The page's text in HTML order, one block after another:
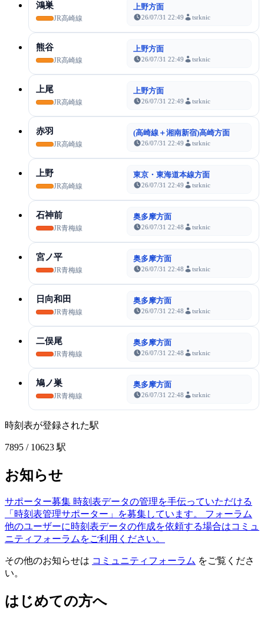
鴻巣
JR高崎線
上野方面
26/07/31 22:49 tsrknic
熊谷
JR高崎線
上野方面
26/07/31 22:49 tsrknic
上尾
JR高崎線
上野方面
26/07/31 22:49 tsrknic
赤羽
JR高崎線
(高崎線＋湘南新宿)高崎方面
26/07/31 22:49 tsrknic
上野
JR高崎線
東京・東海道本線方面
26/07/31 22:49 tsrknic
石神前
JR青梅線
奥多摩方面
26/07/31 22:48 tsrknic
宮ノ平
JR青梅線
奥多摩方面
26/07/31 22:48 tsrknic
日向和田
JR青梅線
奥多摩方面
26/07/31 22:48 tsrknic
二俣尾
JR青梅線
奥多摩方面
26/07/31 22:48 tsrknic
鳩ノ巣
JR青梅線
奥多摩方面
26/07/31 22:48 tsrknic
時刻表が登録された駅
7895 / 10623 駅
お知らせ
サポーター募集 時刻表データの管理を手伝っていただける
「時刻表管理サポーター」を募集しています。
フォーラム
他のユーザーに時刻表データの作成を依頼する場合はコミュ
ニティフォーラムをご利用ください。
その他のお知らせは コミュニティフォーラム をご覧くださ
い。
はじめての方へ